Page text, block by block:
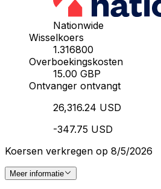
Nationwide
Wisselkoers
1.316800
Overboekingskosten
15.00 GBP
Ontvanger ontvangt
26,316.24 USD
-347.75 USD
Koersen verkregen op 8/5/2026
Meer informatie